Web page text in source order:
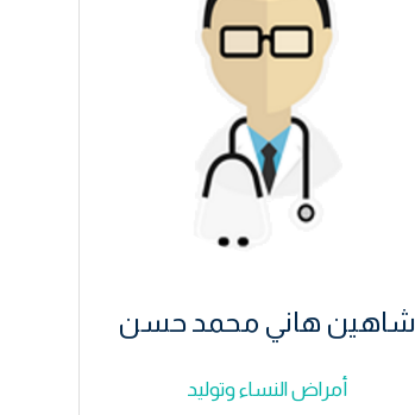
شاهين هاني محمد حسن
أمراض النساء وتوليد